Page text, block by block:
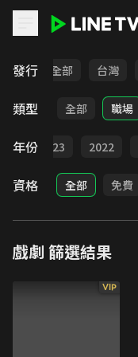
發行 全部 台灣
類型 全部 職場
年份 2023 2022
資格 全部 免費
戲劇 篩選結果
VIP